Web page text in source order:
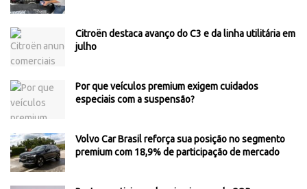
Citroën destaca avanço do C3 e da linha utilitária em
julho
Por que veículos premium exigem cuidados
especiais com a suspensão?
Volvo Car Brasil reforça sua posição no segmento
premium com 18,9% de participação de mercado